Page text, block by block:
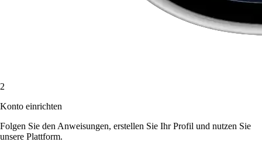
2
Konto einrichten
Folgen Sie den Anweisungen, erstellen Sie Ihr Profil und nutzen Sie
unsere Plattform.